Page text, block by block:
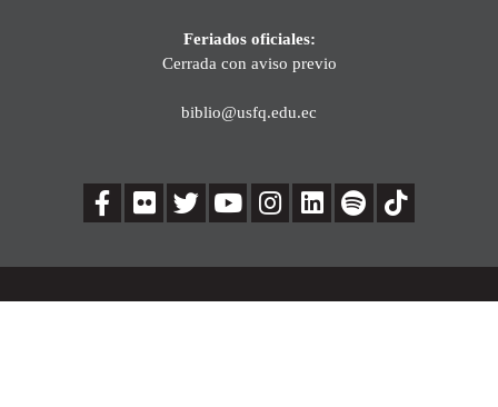
Feriados oficiales:
Cerrada con aviso previo
biblio@usfq.edu.ec